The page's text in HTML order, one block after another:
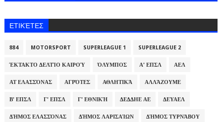
ΕΤΙΚΈΤΕΣ
884 MOTORSPORT SUPERLEAGUE 1 SUPERLEAGUE 2
ΈΚΤΑΚΤΟ ΔΕΛΤΊΟ ΚΑΙΡΟΎ ΌΛΥΜΠΟΣ Α' ΕΠΣΛ ΑΕΛ
ΑΤ ΕΛΑΣΣΌΝΑΣ ΑΓΡΌΤΕΣ ΑΘΛΗΤΙΚΆ ΑΛΛΆΖΟΥΜΕ
Β' ΕΠΣΛ Γ' ΕΠΣΛ Γ' ΕΘΝΙΚΉ ΔΕΔΔΗΕ ΑΕ ΔΕΥΑΕΛ
ΔΉΜΟΣ ΕΛΑΣΣΌΝΑΣ ΔΉΜΟΣ ΛΑΡΙΣΑΊΩΝ ΔΉΜΟΣ ΤΥΡΝΆΒΟΥ